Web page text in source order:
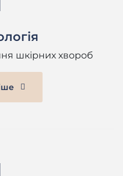
шкірних хвороб